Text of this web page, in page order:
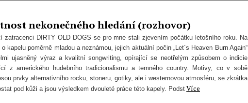
nekonečného hledání (rozhovor)
zatracenci DIRTY OLD DOGS se pro mne stali zjevením počátku letošního roku. Na
kapelu poměrně mladou a neznámou, jejich aktuální počin „Let´s Heaven Burn Again“
ujasněný výraz a kvalitní songwriting, opírající se neotřelým způsobem o indicie
z amerického hudebního tradicionalismu a temného country. Motivy, co v sobě
prvky alternativního rocku, stoneru, gotiky, ale i westernovou atmosféru, se zkrátka
pod kůži a jsou výsledkem dvouleté práce této kapely. Podst Více